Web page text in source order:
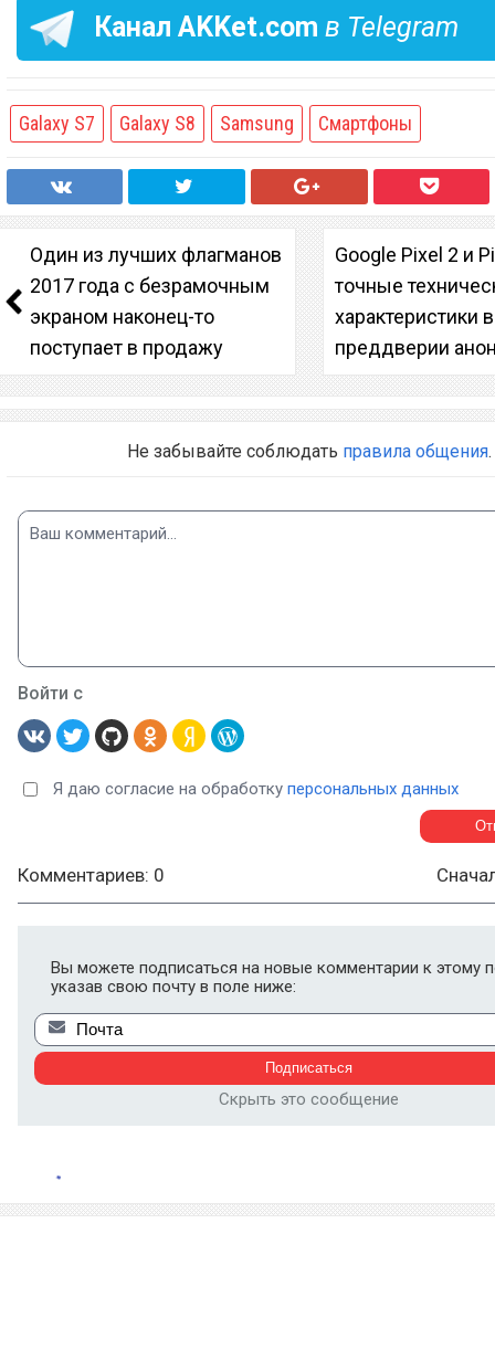
Канал AKKet.com в Telegram
Galaxy S7 Galaxy S8 Samsung Смартфоны
Один из лучших флагманов
2017 года с безрамочным
экраном наконец-то
поступает в продажу
Google Pixel 2 и
точные
характеристики в
преддверии
Не забывайте соблюдать правила общения.
Войти с
Я даю согласие на обработку персональных данных
Комментариев: 0
Вы можете подписаться на новые комментарии к этому
указав свою почту в поле ниже:
Скрыть это сообщение